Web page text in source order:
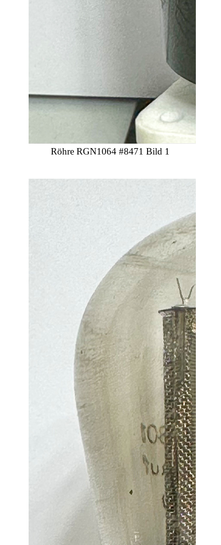
Röhre RGN1064 #8471 Bild 1